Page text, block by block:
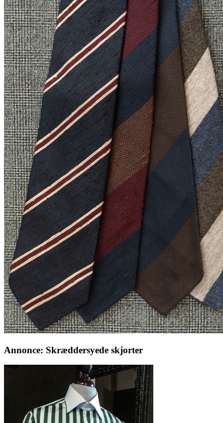
Annonce: Skræddersyede skjorter